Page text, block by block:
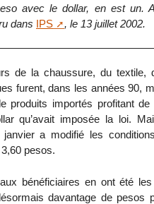
avec le dollar, en est un.
dans IPS , le 13 juillet 2002.
de la chaussure, du textile,
furent, dans les années 90,
produits importés profitant
qu’avait imposée la loi.
janvier a modifié les
pesos.
bénéficiaires en ont été
davantage de pesos